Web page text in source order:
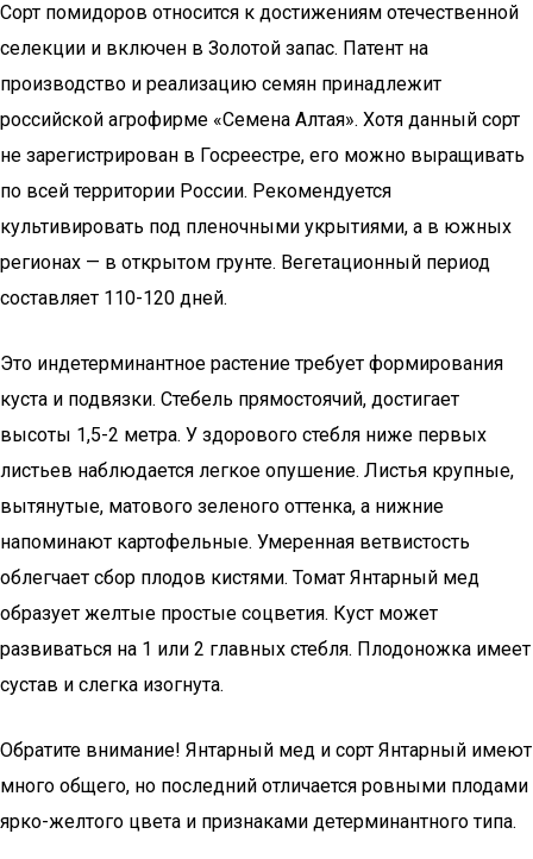
Сорт помидоров относится к достижениям отечественной
селекции и включен в Золотой запас. Патент на
производство и реализацию семян принадлежит
российской агрофирме «Семена Алтая». Хотя данный сорт
не зарегистрирован в Госреестре, его можно выращивать
по всей территории России. Рекомендуется
культивировать под пленочными укрытиями, а в южных
регионах — в открытом грунте. Вегетационный период
составляет 110-120 дней.
Это индетерминантное растение требует формирования
куста и подвязки. Стебель прямостоячий, достигает
высоты 1,5-2 метра. У здорового стебля ниже первых
листьев наблюдается легкое опушение. Листья крупные,
вытянутые, матового зеленого оттенка, а нижние
напоминают картофельные. Умеренная ветвистость
облегчает сбор плодов кистями. Томат Янтарный мед
образует желтые простые соцветия. Куст может
развиваться на 1 или 2 главных стебля. Плодоножка имеет
сустав и слегка изогнута.
Обратите внимание! Янтарный мед и сорт Янтарный имеют
много общего, но последний отличается ровными плодами
ярко-желтого цвета и признаками детерминантного типа.